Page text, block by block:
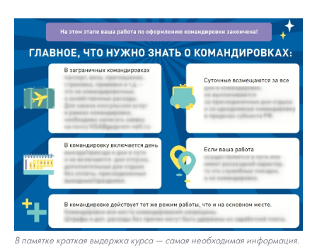
В памятке краткая выдержка курса — самая необходимая информация.